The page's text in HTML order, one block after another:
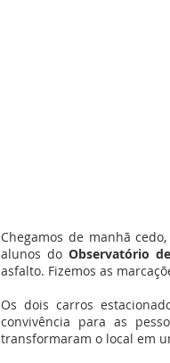
Chegamos de manhã
alunos do Observatório
asfalto. Fizemos as
Os dois carros
convivência para as
transformaram o local em